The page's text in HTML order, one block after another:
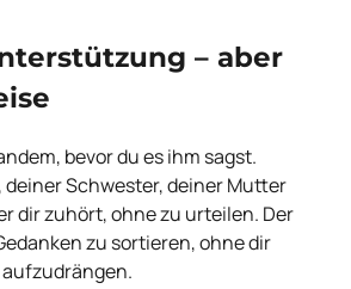
– aber
bevor du es ihm sagst.
deiner Schwester, deiner Mutter
dir zuhört, ohne zu urteilen. Der
zu sortieren, ohne dir